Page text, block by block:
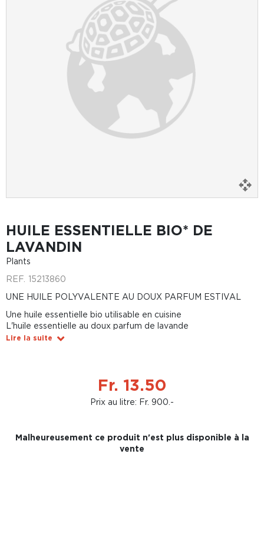
HUILE ESSENTIELLE BIO* DE
LAVANDIN
Plants
REF. 15213860
UNE HUILE POLYVALENTE AU DOUX PARFUM ESTIVAL
Une huile essentielle bio utilisable en cuisine
L'huile essentielle au doux parfum de lavande
Lire la suite
Fr. 13.50
Prix au litre: Fr. 900.-
Malheureusement ce produit n'est plus disponible à la
vente